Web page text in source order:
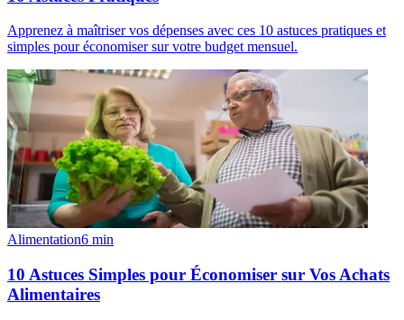
Apprenez à maîtriser vos dépenses avec ces 10 astuces pratiques et
simples pour économiser sur votre budget mensuel.
Alimentation6 min
10 Astuces Simples pour Économiser sur Vos Achats
Alimentaires